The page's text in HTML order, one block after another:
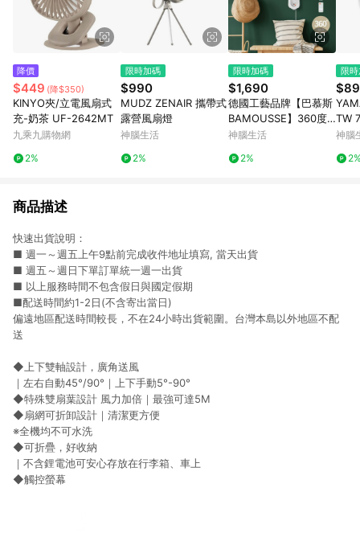
降價
$449 (降$350)
KINYO夾/立電風扇式
充-奶茶 UF-2642MT
九乘九購物網
2%
限時加碼
$990
MUDZ ZENAIR 攜帶式
露營風扇燈
神腦生活
2%
限時加碼
$1,690
德國工藝品牌【巴慕斯
BAMOUSSE】360度
擺頭9吋遙控循環壁扇
神腦生活
2%
限
TW
神腦
商品描述
快速出貨說明：
■ 週⼀～週五上午9點前完成收件地址填寫, 當天出貨
■ 週五～週日下單訂單統一週一出貨
■ 以上服務時間不包含假⽇與國定假期
■配送時間約1-2日(不含寄出當日)
偏遠地區配送時間較長，不在24小時出貨範圍。台灣本島以外地區不配
送
◆上下雙軸設計，廣角送風
｜左右自動45°/90°｜上下手動5°-90°
◆特殊雙扇葉設計 風力加倍｜最強可達5M
◆扇網可折卸設計｜清潔更方便
※全機均不可水洗
◆可折疊，好收納
｜不含鋰電池可安心存放在行李箱、車上
◆觸控螢幕